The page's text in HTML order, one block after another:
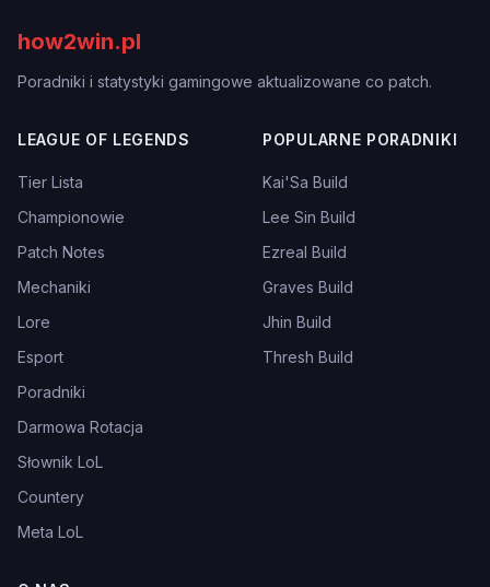
how2win.pl
Poradniki i statystyki gamingowe aktualizowane co patch.
LEAGUE OF LEGENDS
Tier Lista
Championowie
Patch Notes
Mechaniki
Lore
Esport
Poradniki
Darmowa Rotacja
Słownik LoL
Countery
Meta LoL
POPULARNE PORADNIKI
Kai'Sa Build
Lee Sin Build
Ezreal Build
Graves Build
Jhin Build
Thresh Build